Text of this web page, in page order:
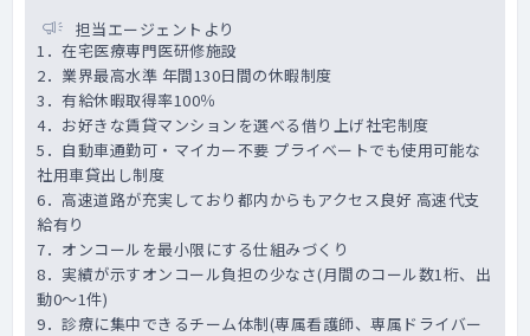
担当エージェントより
1．在宅医療専門医研修施設
2．業界最高水準 年間130日間の休暇制度
3．有給休暇取得率100％
4．お好きな賃貸マンションを選べる借り上げ社宅制度
5．自動車通勤可・マイカー不要 プライベートでも使用可能な
社用車貸出し制度
6．高速道路が充実しており都内からもアクセス良好 高速代支
給有り
7．オンコールを最小限にする仕組みづくり
8．実績が示すオンコール負担の少なさ(月間のコール数1桁、出
動0～1件)
9．診療に集中できるチーム体制(専属看護師、専属ドライバー